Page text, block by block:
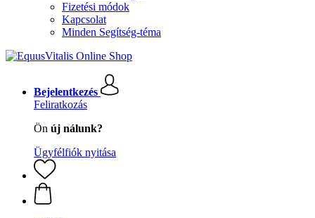
Fizetési módok
Kapcsolat
Minden Segítség-téma
Bejelentkezés
Feliratkozás
Ön új nálunk?
Ügyfélfiók nyitása